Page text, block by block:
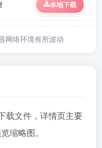
本地下载
本地下载
网络环境有所波动
载文件，详情页主要
缩略图。